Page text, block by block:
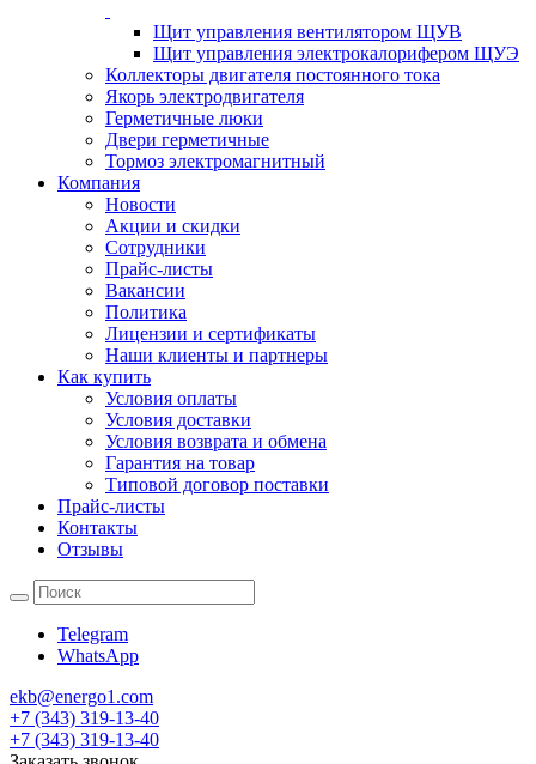
Щит управления вентилятором ЩУВ
Щит управления электрокалорифером ЩУЭ
Коллекторы двигателя постоянного тока
Якорь электродвигателя
Герметичные люки
Двери герметичные
Тормоз электромагнитный
Компания
Новости
Акции и скидки
Сотрудники
Прайс-листы
Вакансии
Политика
Лицензии и сертификаты
Наши клиенты и партнеры
Как купить
Условия оплаты
Условия доставки
Условия возврата и обмена
Гарантия на товар
Типовой договор поставки
Прайс-листы
Контакты
Отзывы
Telegram
WhatsApp
ekb@energo1.com
+7 (343) 319-13-40
+7 (343) 319-13-40